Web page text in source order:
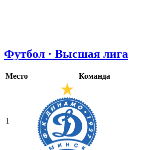
Футбол · Высшая лига
Место Команда
1